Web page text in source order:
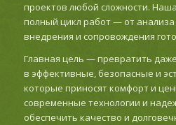
проектов любой сложности.
полный цикл работ — от анализа
внедрения и сопровождения
Главная цель — превратить
в эффективные, безопасные и
которые приносят комфорт и
современные технологии и
обеспечить качество и